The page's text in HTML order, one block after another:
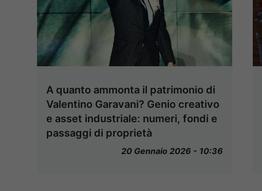
A quanto ammonta il patrimonio di
Valentino Garavani? Genio creativo
e asset industriale: numeri, fondi e
passaggi di proprietà
20 Gennaio 2026 - 10:36